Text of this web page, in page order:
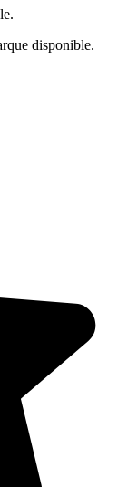
disponible.